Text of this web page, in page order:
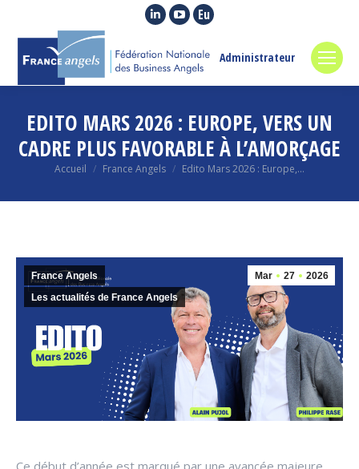
La
LinkedIn
s'ouvre
une
nouvelle
fenêtre
La
YouTube
s'ouvre
une
nouvelle
fenêtre
La
Euroquity
une
nouvelle
fenêtre
Administrateur
EDITO MARS 2026 : EUROPE, VERS UN
CADRE PLUS FAVORABLE À L’AMORÇAGE
Vous êtes ici :
Accueil France Angels Edito Mars 2026 : Europe,…
Mar 27 2026
France Angels
Les actualités de France Angels